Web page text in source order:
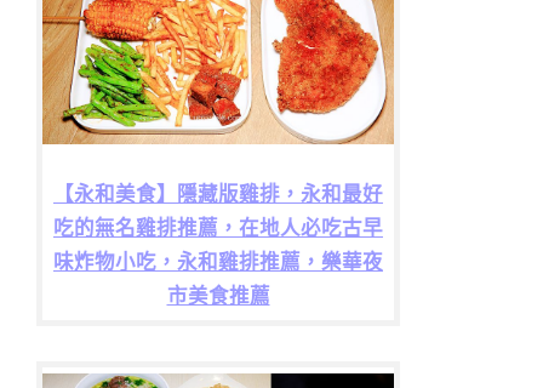
【永和美食】隱藏版雞排，永和最好
吃的無名雞排推薦，在地人必吃古早
味炸物小吃，永和雞排推薦，樂華夜
市美食推薦